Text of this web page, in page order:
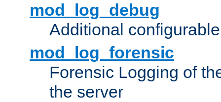
mod_log_debug
Additional
mod_log_forensic
Forensic Logging of
the server